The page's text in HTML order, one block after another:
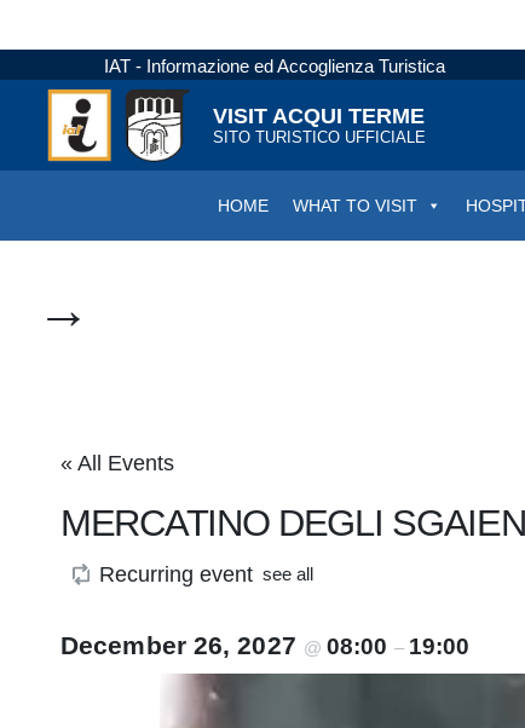
IAT - Informazione ed Accoglienza Turistica
VISIT ACQUI TERME
SITO TURISTICO UFFICIALE
HOME WHAT TO VISIT
→
« All Events
MERCATINO DEGLI
Recurring event see all
December 26, 2027 @08:00 – 19:00